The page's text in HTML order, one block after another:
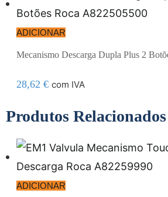
ADICIONAR
Mecanismo Descarga Dupla Plus 2
28,62 € com IVA
Produtos Relacionados
ADICIONAR